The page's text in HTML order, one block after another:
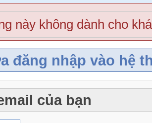
này không dành cho
đăng nhập vào hệ
của bạn